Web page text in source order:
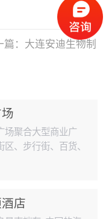
： 大连安迪生物制
场聚合大型商业广
、步行街、百货、
火灾报警系统）
店